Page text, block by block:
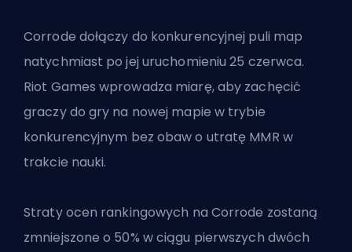
Corrode dołączy do konkurencyjnej puli map
natychmiast po jej uruchomieniu 25 czerwca.
Riot Games wprowadza miarę, aby zachęcić
graczy do gry na nowej mapie w trybie
konkurencyjnym bez obaw o utratę MMR w
trakcie nauki.
Straty ocen rankingowych na Corrode zostaną
zmniejszone o 50% w ciągu pierwszych dwóch